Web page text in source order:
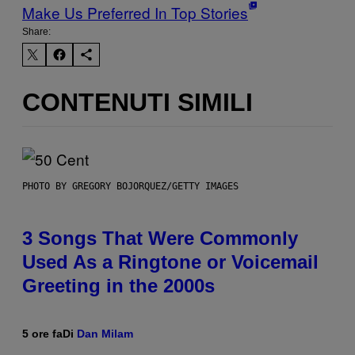
Make Us Preferred In Top Stories
Share:
CONTENUTI SIMILI
PHOTO BY GREGORY BOJORQUEZ/GETTY IMAGES
3 Songs That Were Commonly
Used As a Ringtone or Voicemail
Greeting in the 2000s
5 ore faDi Dan Milam